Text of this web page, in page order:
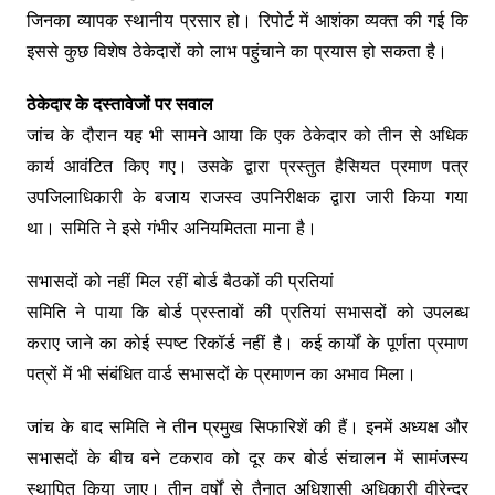
जिनका व्यापक स्थानीय प्रसार हो। रिपोर्ट में आशंका व्यक्त की गई कि
इससे कुछ विशेष ठेकेदारों को लाभ पहुंचाने का प्रयास हो सकता है।
ठेकेदार के दस्तावेजों पर सवाल
जांच के दौरान यह भी सामने आया कि एक ठेकेदार को तीन से अधिक
कार्य आवंटित किए गए। उसके द्वारा प्रस्तुत हैसियत प्रमाण पत्र
उपजिलाधिकारी के बजाय राजस्व उपनिरीक्षक द्वारा जारी किया गया
था। समिति ने इसे गंभीर अनियमितता माना है।
सभासदों को नहीं मिल रहीं बोर्ड बैठकों की प्रतियां
समिति ने पाया कि बोर्ड प्रस्तावों की प्रतियां सभासदों को उपलब्ध
कराए जाने का कोई स्पष्ट रिकॉर्ड नहीं है। कई कार्यों के पूर्णता प्रमाण
पत्रों में भी संबंधित वार्ड सभासदों के प्रमाणन का अभाव मिला।
जांच के बाद समिति ने तीन प्रमुख सिफारिशें की हैं। इनमें अध्यक्ष और
सभासदों के बीच बने टकराव को दूर कर बोर्ड संचालन में सामंजस्य
स्थापित किया जाए। तीन वर्षों से तैनात अधिशासी अधिकारी वीरेन्द्र